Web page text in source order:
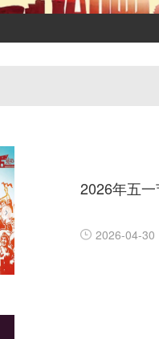
2026年五
2026-04-30